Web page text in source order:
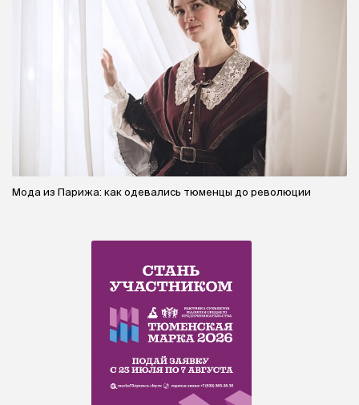
Мода из Парижа: как одевались тюменцы до революции